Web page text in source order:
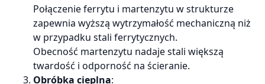
Połączenie ferrytu i martenzytu w strukturze
zapewnia wyższą wytrzymałość mechaniczną niż
w przypadku stali ferrytycznych.
Obecność martenzytu nadaje stali większą
twardość i odporność na ścieranie.
Obróbka cieplna: